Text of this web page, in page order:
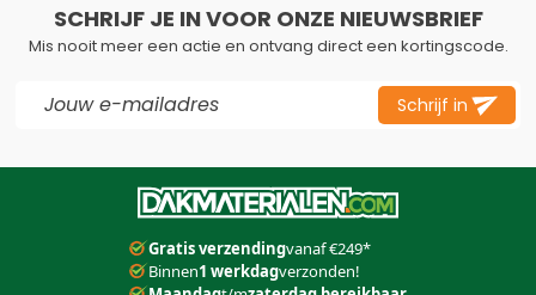
SCHRIJF JE IN VOOR ONZE NIEUWSBRIEF
Mis nooit meer een actie en ontvang direct een kortingscode.
Schrijf in
Gratis verzendingvanaf €249*
Binnen1 werkdagverzonden!